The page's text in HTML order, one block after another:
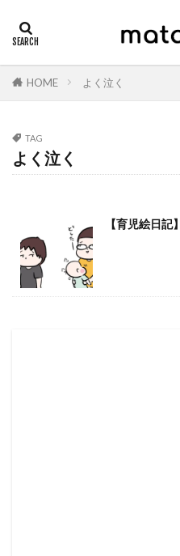
HOME よく泣く
TAG
よく泣く
【育児絵日記